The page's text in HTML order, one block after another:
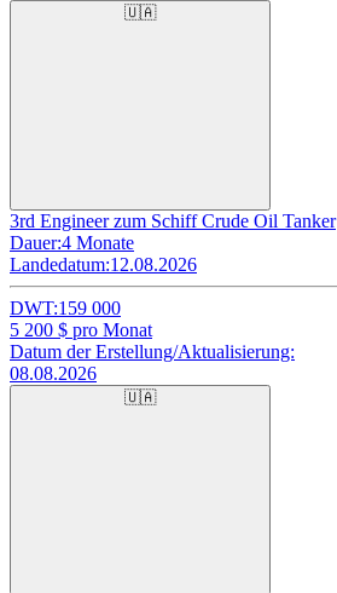
🇺🇦
3rd Engineer zum Schiff Crude Oil Tanker
Dauer:4 Monate
Landedatum:12.08.2026
DWT:159 000
5 200 $ pro Monat
Datum der Erstellung/Aktualisierung:
08.08.2026
🇺🇦